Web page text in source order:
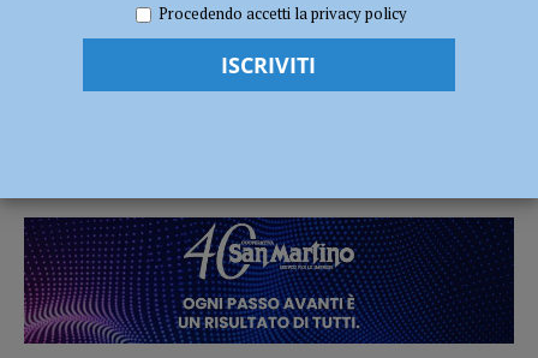
Confedilizia e Fiaip a confronto sul decreto a Piacenza
Salva Casa, Confedilizia e Fiaip a
Procedendo accetti la privacy policy